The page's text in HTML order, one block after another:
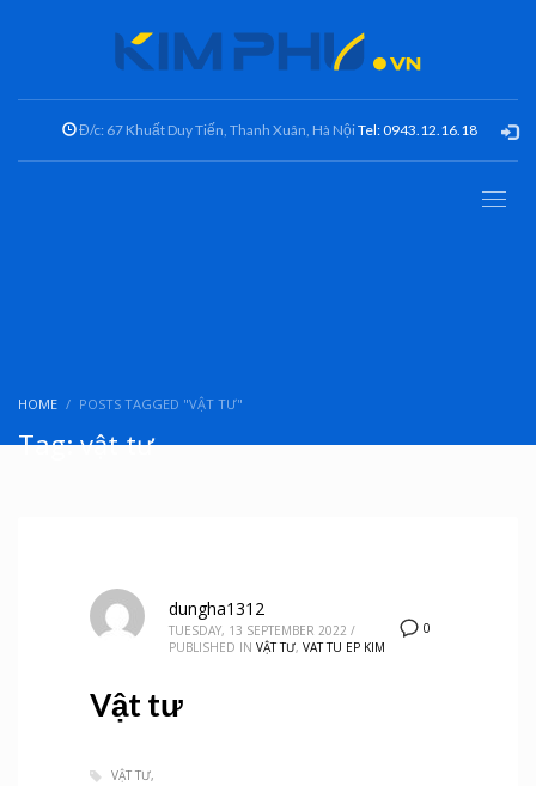
Đ/c: 67 Khuất Duy Tiến, Thanh Xuân, Hà NộiTel: 0943.12.16.18
HOME POSTS TAGGED "VẬT TƯ"
Tag: vật tư
0
dungha1312
TUESDAY, 13 SEPTEMBER 2022 /
PUBLISHED IN VẬT TƯ, VAT TU EP KIM
Vật tư
VẬT TƯ